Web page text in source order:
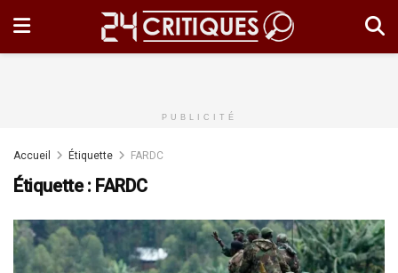
PUBLICITÉ
Accueil Étiquette FARDC
Étiquette : FARDC